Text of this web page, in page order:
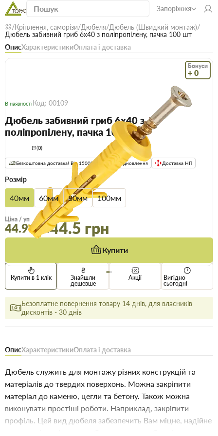
Запоріжжя
Кріплення, саморізи Дюбеля Дюбель (Швидкий монтаж)
Дюбель забивний гриб 6х40 з поліпропілену, пачка 100 шт
ОписХарактеристикиОплата і доставка
Бонуси
+ 0
В наявностіКод: 00109
Дюбель забивний гриб 6х40 з
поліпропілену, пачка 100 шт
(0)
Безкоштовна доставка! Від 15000 грн єВідновлення Доставка НП
Розмір
40мм 60мм 80мм 100мм
Ціна / уп
44.9 грн
Опт
44.5 грн
Купити
Купити в 1 клік
Знайшли
дешевше
Акції
Вигідно
сьогодні
Безоплатне повернення товару 14 днів, для власників
дисконтів - 30 днів
ОписХарактеристикиОплата і доставка
Дюбель служить для монтажу різних конструкцій та
матеріалів до твердих поверхонь. Можна закріпити
матеріал до каменю, цегли та бетону. Також можна
виконувати простіші роботи. Наприклад, закріпити
профіль. Цей вид дюбеля забезпечить Вам міцне, надійне